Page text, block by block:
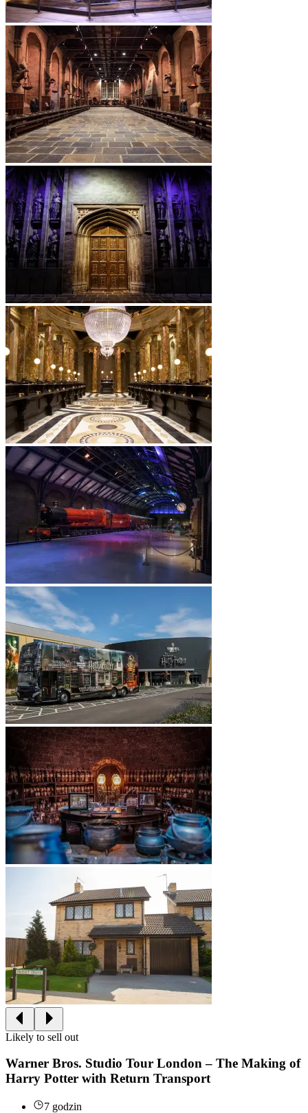
Likely to sell out
Warner Bros. Studio Tour London – The Making of
Harry Potter with Return Transport
7 godzin